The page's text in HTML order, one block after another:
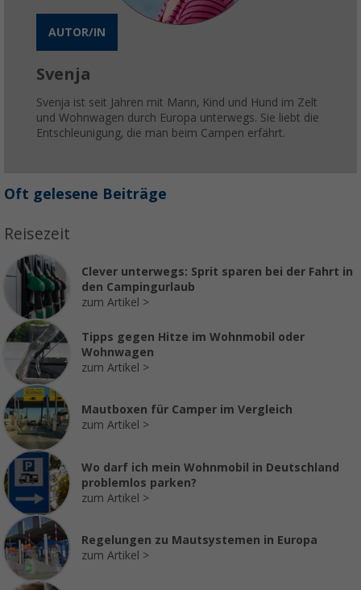
AUTOR/IN
Svenja
Svenja ist seit Jahren mit Mann, Kind und Hund im Zelt
und Wohnwagen durch Europa unterwegs. Sie liebt die
Entschleunigung, die man beim Campen erfährt.
Oft gelesene Beiträge
Reisezeit
Clever unterwegs: Sprit sparen bei der Fahrt in
den Campingurlaub
zum Artikel
Tipps gegen Hitze im Wohnmobil oder
Wohnwagen
zum Artikel
Mautboxen für Camper im Vergleich
zum Artikel
Wo darf ich mein Wohnmobil in Deutschland
problemlos parken?
zum Artikel
Regelungen zu Mautsystemen in Europa
zum Artikel